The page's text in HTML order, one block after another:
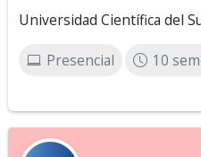
Universidad Científica del
Presencial 10